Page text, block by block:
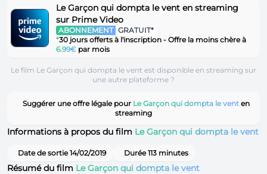
Le Garçon qui dompta le vent en streaming
sur Prime Video
ABONNEMENT GRATUIT*
*30 jours offerts à l'inscription - Offre la moins chère à
6.99€ par mois
Le film Le Garçon qui dompta le vent est disponible en streaming sur
une autre plateforme ?
Suggérer une offre légale pour Le Garçon qui dompta le venten
streaming
Informations à propos du film Le Garçon qui dompta le vent
Date de sortie 14/02/2019 Durée 113 minutes
Résumé du film Le Garçon qui dompta le vent